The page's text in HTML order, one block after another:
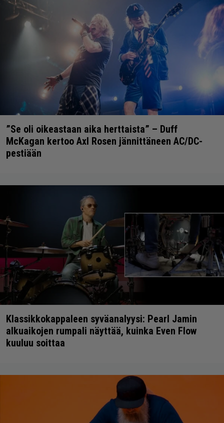
”Se oli oikeastaan aika herttaista” – Duff
McKagan kertoo Axl Rosen jännittäneen AC/DC-
pestiään
Klassikkokappaleen syväanalyysi: Pearl Jamin
alkuaikojen rumpali näyttää, kuinka Even Flow
kuuluu soittaa